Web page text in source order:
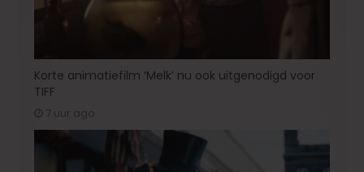
Korte animatiefilm ‘Melk’ nu ook uitgenodigd voor
TIFF
7 uur ago